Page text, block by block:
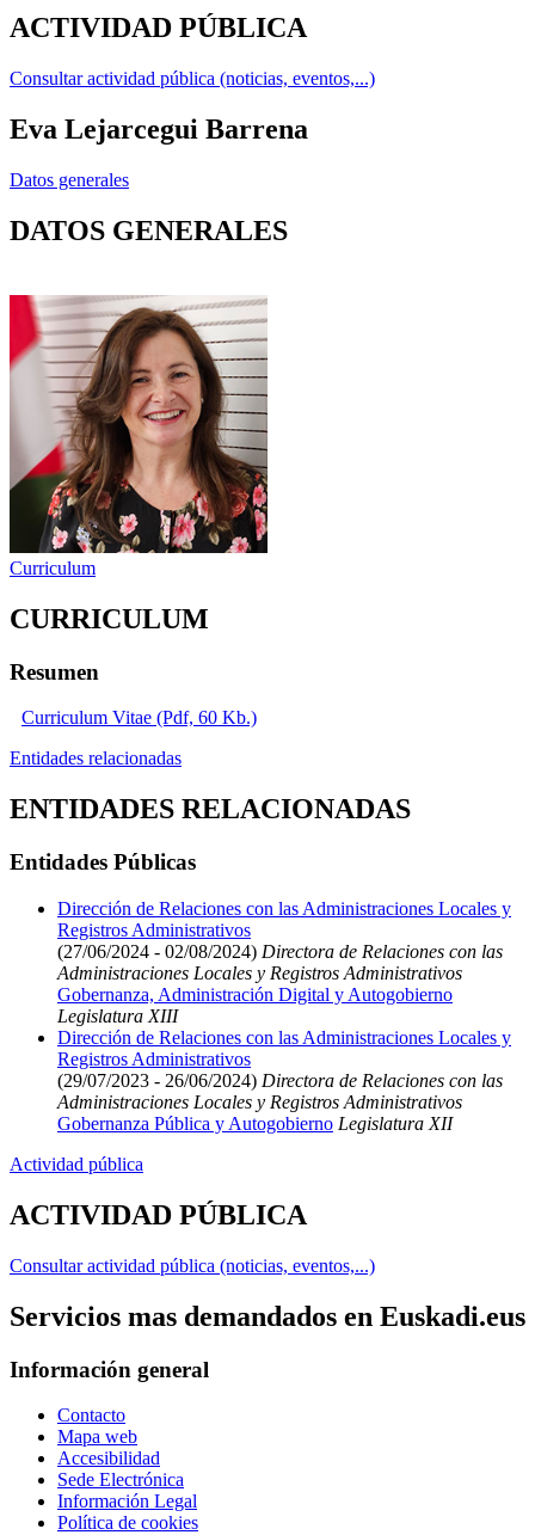
ACTIVIDAD PÚBLICA
Consultar actividad pública (noticias, eventos,...)
Eva Lejarcegui Barrena
Datos generales
DATOS GENERALES
Curriculum
CURRICULUM
Resumen
Curriculum Vitae (Pdf, 60 Kb.)
Entidades relacionadas
ENTIDADES RELACIONADAS
Entidades Públicas
Dirección de Relaciones con las Administraciones Locales y
Registros Administrativos
(27/06/2024 - 02/08/2024) Directora de Relaciones con las
Administraciones Locales y Registros Administrativos
Gobernanza, Administración Digital y Autogobierno
Legislatura XIII
Dirección de Relaciones con las Administraciones Locales y
Registros Administrativos
(29/07/2023 - 26/06/2024) Directora de Relaciones con las
Administraciones Locales y Registros Administrativos
Gobernanza Pública y Autogobierno Legislatura XII
Actividad pública
ACTIVIDAD PÚBLICA
Consultar actividad pública (noticias, eventos,...)
Servicios mas demandados en Euskadi.eus
Información general
Contacto
Mapa web
Accesibilidad
Sede Electrónica
Información Legal
Política de cookies